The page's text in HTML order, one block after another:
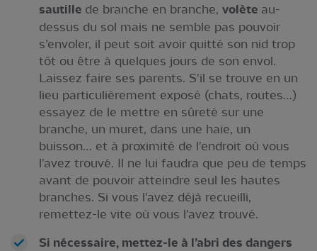
sautille de branche en branche, volète au-
dessus du sol mais ne semble pas pouvoir
s’envoler, il peut soit avoir quitté son nid trop
tôt ou être à quelques jours de son envol.
Laissez faire ses parents. S'il se trouve en un
lieu particulièrement exposé (chats, routes…)
essayez de le mettre en sûreté sur une
branche, un muret, dans une haie, un
buisson… et à proximité de l'endroit où vous
l'avez trouvé. Il ne lui faudra que peu de temps
avant de pouvoir atteindre seul les hautes
branches. Si vous l'avez déjà recueilli,
remettez-le vite où vous l'avez trouvé.
Si nécessaire, mettez-le à l’abri des dangers